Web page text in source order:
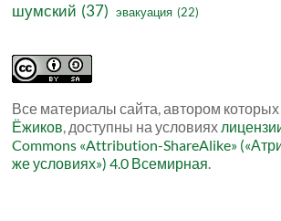
шумский (37) эвакуация (22)
Все материалы сайта, автором которых
Ёжиков, доступны на условиях
Commons «Attribution-ShareAlike»
же условиях») 4.0 Всемирная.